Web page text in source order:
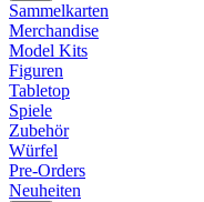
Sammelkarten
Merchandise
Model Kits
Figuren
Tabletop
Spiele
Zubehör
Würfel
Pre-Orders
Neuheiten